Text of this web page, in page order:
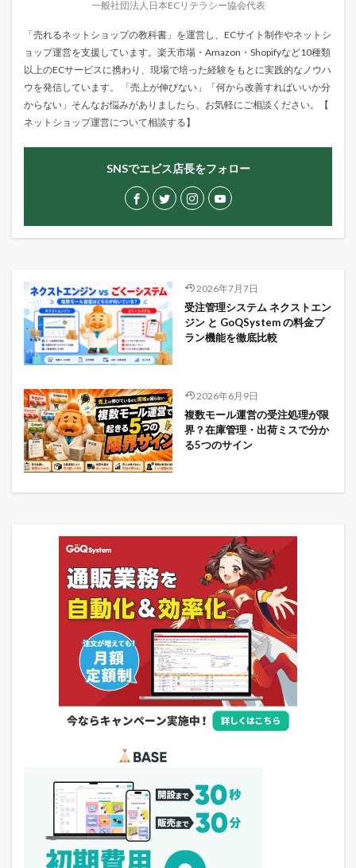
一般社団法人日本ECリテラシー協会代表
「売れるネットショップの教科書」を運営し、ECサイト制作やネットシ
ョップ運営を支援しています。楽天市場・Amazon・Shopifyなど10種類
以上のECサービスに携わり、現場で培った経験をもとに実践的なノウハ
ウを発信しています。 「売上が伸びない」「何から改善すればいいか分
からない」そんなお悩みがありましたら、お気軽にご相談ください。【
ネットショップ運営について相談する】
SNSでエビス店長をフォロー
2026年7月7日
受注管理システム ネクストエン
ジン と GoQSystem の料金プ
ラン機能を徹底比較
2026年6月9日
複数モール運営の受注処理が限
界？在庫管理・出荷ミスで分か
る5つのサイン